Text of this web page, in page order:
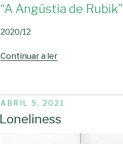
“A Angústia de Rubik”
2020/12
Continuar a ler“A
PUBLICADO
EM
ABRIL 9, 2021
Loneliness